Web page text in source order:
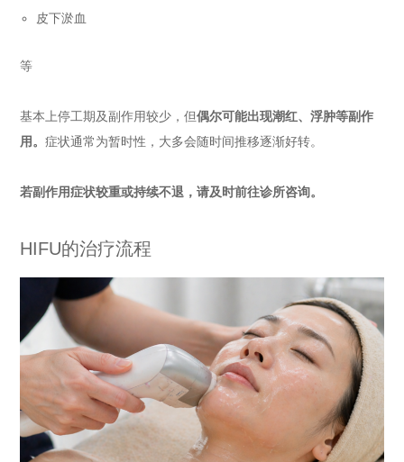
皮下淤血
等
基本上停工期及副作用较少，但偶尔可能出现潮红、浮肿等副作
用。 症状通常为暂时性，大多会随时间推移逐渐好转。
若副作用症状较重或持续不退，请及时前往诊所咨询。
HIFU的治疗流程